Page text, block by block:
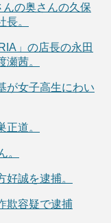
の奥さんの久保
。
」の店長の永田
茜。
が女子高生にわい
道。
。
誠を逮捕。
欺容疑で逮捕